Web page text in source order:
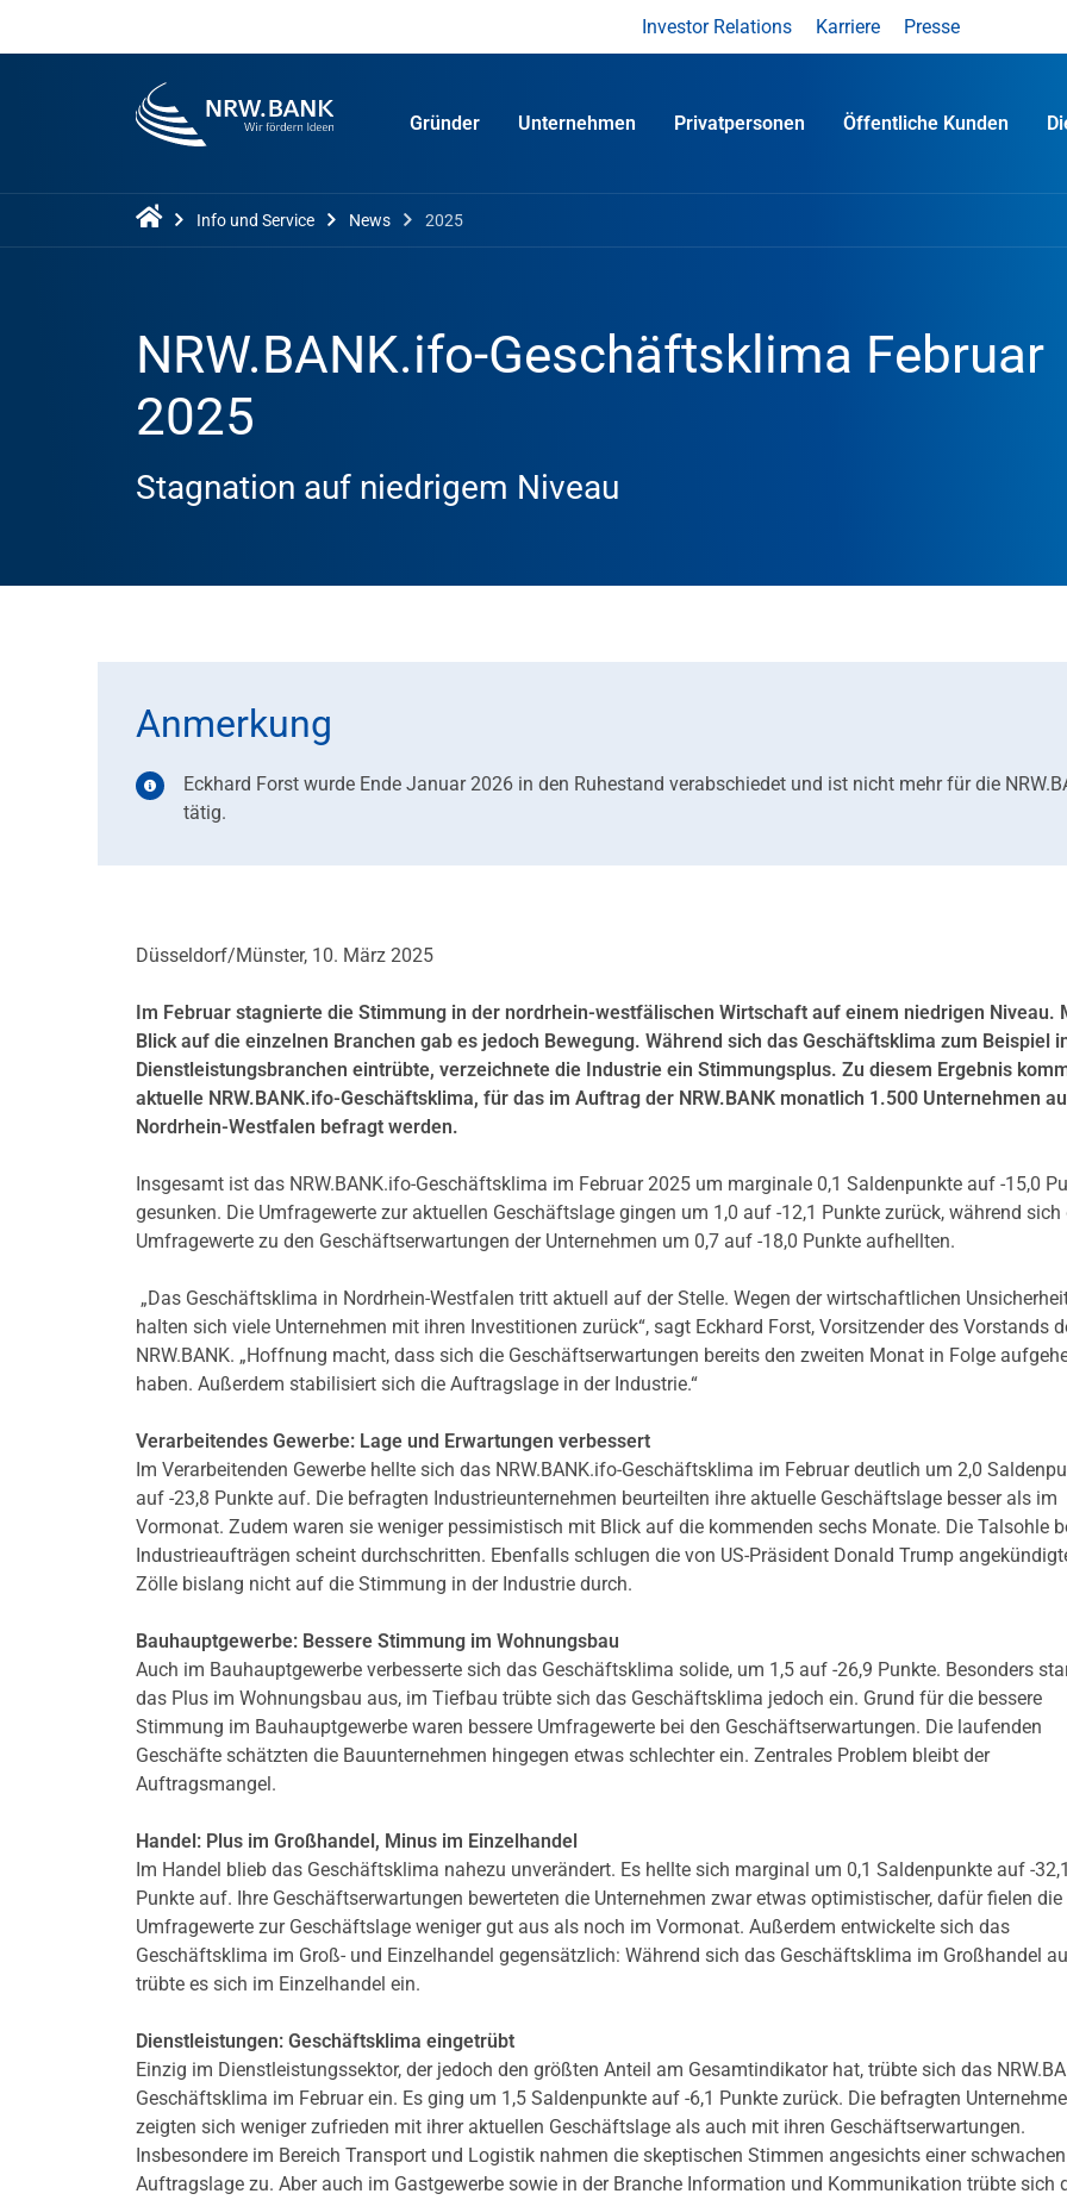
Investor Relations Karriere Presse
Gründer Unternehmen Privatpersonen Öffentliche Kunden
Info und Service News 2025
NRW.BANK.ifo-Geschäftsklima Februar
2025
Stagnation auf niedrigem Niveau
Anmerkung
Eckhard Forst wurde Ende Januar 2026 in den Ruhestand verabschiedet und ist nicht mehr für die
tätig.
Düsseldorf/Münster, 10. März 2025
Im Februar stagnierte die Stimmung in der nordrhein-westfälischen Wirtschaft auf einem niedrigen Niveau.
Blick auf die einzelnen Branchen gab es jedoch Bewegung. Während sich das Geschäftsklima zum Beispiel
Dienstleistungsbranchen eintrübte, verzeichnete die Industrie ein Stimmungsplus. Zu diesem Ergebnis
aktuelle NRW.BANK.ifo-Geschäftsklima, für das im Auftrag der NRW.BANK monatlich 1.500 Unternehmen
Nordrhein-Westfalen befragt werden.
Insgesamt ist das NRW.BANK.ifo-Geschäftsklima im Februar 2025 um marginale 0,1 Saldenpunkte auf -15,0
gesunken. Die Umfragewerte zur aktuellen Geschäftslage gingen um 1,0 auf -12,1 Punkte zurück, während sich
Umfragewerte zu den Geschäftserwartungen der Unternehmen um 0,7 auf -18,0 Punkte aufhellten.
„Das Geschäftsklima in Nordrhein-Westfalen tritt aktuell auf der Stelle. Wegen der wirtschaftlichen
halten sich viele Unternehmen mit ihren Investitionen zurück“, sagt Eckhard Forst, Vorsitzender des Vorstands
NRW.BANK. „Hoffnung macht, dass sich die Geschäftserwartungen bereits den zweiten Monat in Folge
haben. Außerdem stabilisiert sich die Auftragslage in der Industrie.“
Verarbeitendes Gewerbe: Lage und Erwartungen verbessert
Im Verarbeitenden Gewerbe hellte sich das NRW.BANK.ifo-Geschäftsklima im Februar deutlich um 2,0
auf -23,8 Punkte auf. Die befragten Industrieunternehmen beurteilten ihre aktuelle Geschäftslage besser als im
Vormonat. Zudem waren sie weniger pessimistisch mit Blick auf die kommenden sechs Monate. Die Talsohle
Industrieaufträgen scheint durchschritten. Ebenfalls schlugen die von US-Präsident Donald Trump
Zölle bislang nicht auf die Stimmung in der Industrie durch.
Bauhauptgewerbe: Bessere Stimmung im Wohnungsbau
Auch im Bauhauptgewerbe verbesserte sich das Geschäftsklima solide, um 1,5 auf -26,9 Punkte. Besonders
das Plus im Wohnungsbau aus, im Tiefbau trübte sich das Geschäftsklima jedoch ein. Grund für die bessere
Stimmung im Bauhauptgewerbe waren bessere Umfragewerte bei den Geschäftserwartungen. Die laufenden
Geschäfte schätzten die Bauunternehmen hingegen etwas schlechter ein. Zentrales Problem bleibt der
Auftragsmangel.
Handel: Plus im Großhandel, Minus im Einzelhandel
Im Handel blieb das Geschäftsklima nahezu unverändert. Es hellte sich marginal um 0,1 Saldenpunkte auf -
Punkte auf. Ihre Geschäftserwartungen bewerteten die Unternehmen zwar etwas optimistischer, dafür fielen die
Umfragewerte zur Geschäftslage weniger gut aus als noch im Vormonat. Außerdem entwickelte sich das
Geschäftsklima im Groß- und Einzelhandel gegensätzlich: Während sich das Geschäftsklima im Großhandel
trübte es sich im Einzelhandel ein.
Dienstleistungen: Geschäftsklima eingetrübt
Einzig im Dienstleistungssektor, der jedoch den größten Anteil am Gesamtindikator hat, trübte sich das
Geschäftsklima im Februar ein. Es ging um 1,5 Saldenpunkte auf -6,1 Punkte zurück. Die befragten
zeigten sich weniger zufrieden mit ihrer aktuellen Geschäftslage als auch mit ihren Geschäftserwartungen.
Insbesondere im Bereich Transport und Logistik nahmen die skeptischen Stimmen angesichts einer schwachen
Auftragslage zu. Aber auch im Gastgewerbe sowie in der Branche Information und Kommunikation trübte sich